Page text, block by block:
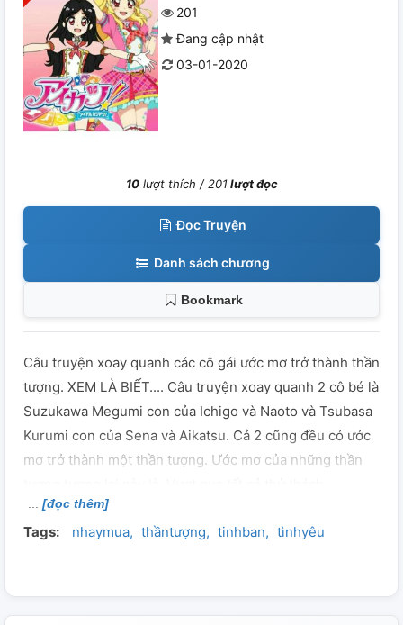
201
Đang cập nhật
03-01-2020
10lượt thích /201lượt đọc
Đọc Truyện
Danh sách chương
Bookmark
Câu truyện xoay quanh các cô gái ước mơ trở thành thần
tượng. XEM LÀ BIẾT.... Câu truyện xoay quanh 2 cô bé là
Suzukawa Megumi con của Ichigo và Naoto và Tsubasa
Kurumi con của Sena và Aikatsu. Cả 2 cũng đều có ước
mơ trở thành một thần tượng. Ước mơ của những thần
[đọc thêm]
Tags: nhaymua thầntượng tinhban tìnhyêu